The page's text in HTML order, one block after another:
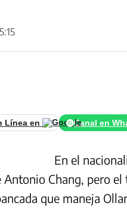
Línea en Canal en
En el
Chang, pero
que maneja